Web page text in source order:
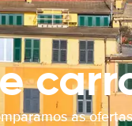
as ofertas